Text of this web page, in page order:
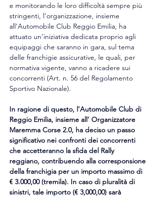
e monitorando le loro difficoltà sempre più
stringenti, l’organizzazione, insieme
all’Automobile Club Reggio Emilia, ha
attuato un’iniziativa dedicata proprio agli
equipaggi che saranno in gara, sul tema
delle franchigie assicurative, le quali, per
normativa vigente, vanno a ricadere sui
concorrenti (Art. n. 56 del Regolamento
Sportivo Nazionale).
In ragione di questo, l’Automobile Club di
Reggio Emilia, insieme all’ Organizzatore
Maremma Corse 2.0, ha deciso un passo
significativo nei confronti dei concorrenti
che accetteranno la sfida del Rally
reggiano, contribuendo alla corresponsione
della franchigia per un importo massimo di
€ 3.000,00 (tremila). In caso di pluralità di
sinistri, tale importo (€ 3,000,00) sarà